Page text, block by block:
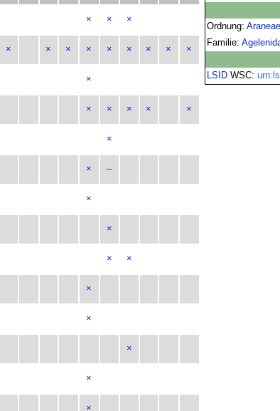
Ordnung: Araneae
Familie:
LSIDWSC:
× × ×
× × × × × × × × ×
×
× × × × ×
×
× –
×
×
× ×
×
×
×
×
×